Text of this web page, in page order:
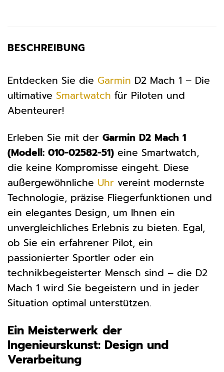
BESCHREIBUNG
Entdecken Sie die Garmin D2 Mach 1 – Die
ultimative Smartwatch für Piloten und
Abenteurer!
Erleben Sie mit der Garmin D2 Mach 1
(Modell: 010-02582-51) eine Smartwatch,
die keine Kompromisse eingeht. Diese
außergewöhnliche Uhr vereint modernste
Technologie, präzise Fliegerfunktionen und
ein elegantes Design, um Ihnen ein
unvergleichliches Erlebnis zu bieten. Egal,
ob Sie ein erfahrener Pilot, ein
passionierter Sportler oder ein
technikbegeisterter Mensch sind – die D2
Mach 1 wird Sie begeistern und in jeder
Situation optimal unterstützen.
Ein Meisterwerk der
Ingenieurskunst: Design und
Verarbeitung